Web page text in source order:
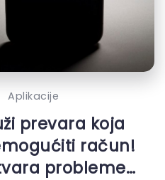
Aplikacije
prevara koja
račun!
probleme…